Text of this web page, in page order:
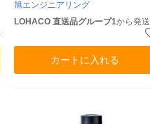
旭エンジニアリング
LOHACO 直送品グループ1から発送
カートに入れる